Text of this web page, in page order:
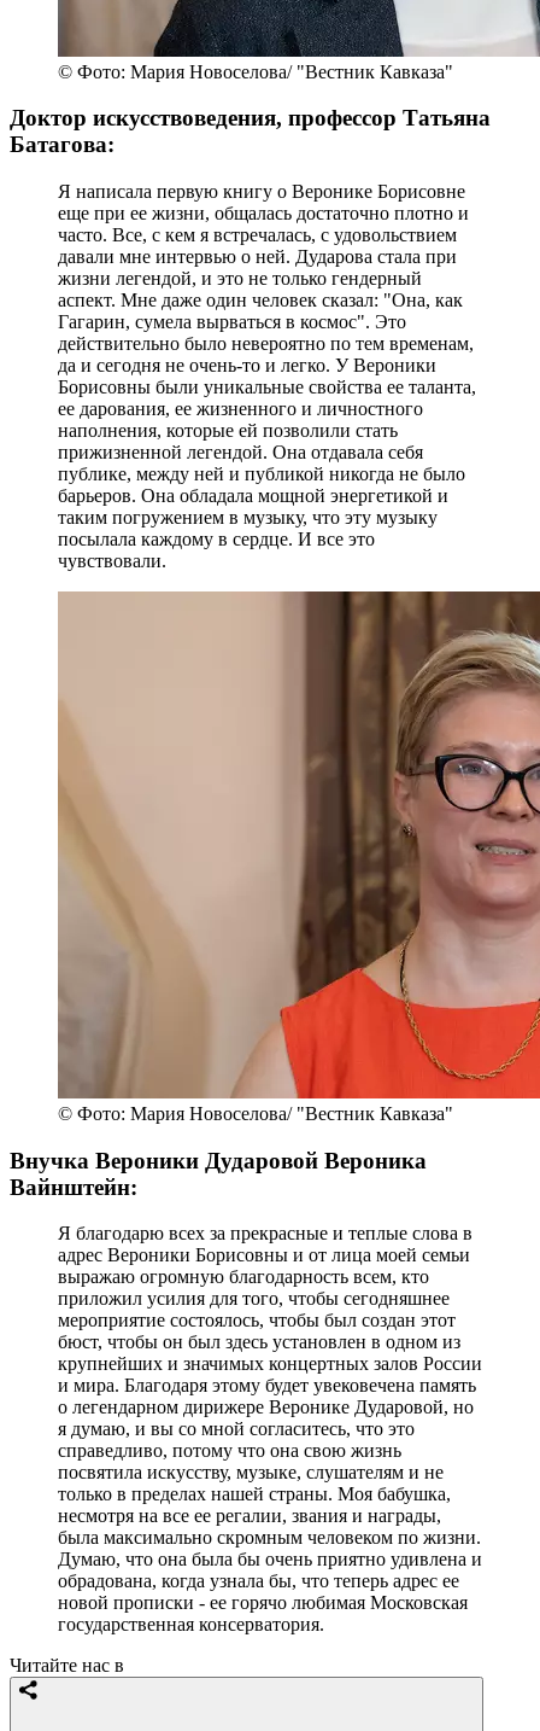
© Фото: Мария Новоселова/ "Вестник Кавказа"
Доктор искусствоведения, профессор Татьяна
Батагова:
Я написала первую книгу о Веронике Борисовне
еще при ее жизни, общалась достаточно плотно и
часто. Все, с кем я встречалась, с удовольствием
давали мне интервью о ней. Дударова стала при
жизни легендой, и это не только гендерный
аспект. Мне даже один человек сказал: "Она, как
Гагарин, сумела вырваться в космос". Это
действительно было невероятно по тем временам,
да и сегодня не очень-то и легко. У Вероники
Борисовны были уникальные свойства ее таланта,
ее дарования, ее жизненного и личностного
наполнения, которые ей позволили стать
прижизненной легендой. Она отдавала себя
публике, между ней и публикой никогда не было
барьеров. Она обладала мощной энергетикой и
таким погружением в музыку, что эту музыку
посылала каждому в сердце. И все это
чувствовали.
© Фото: Мария Новоселова/ "Вестник Кавказа"
Внучка Вероники Дударовой Вероника
Вайнштейн:
Я благодарю всех за прекрасные и теплые слова в
адрес Вероники Борисовны и от лица моей семьи
выражаю огромную благодарность всем, кто
приложил усилия для того, чтобы сегодняшнее
мероприятие состоялось, чтобы был создан этот
бюст, чтобы он был здесь установлен в одном из
крупнейших и значимых концертных залов России
и мира. Благодаря этому будет увековечена память
о легендарном дирижере Веронике Дударовой, но
я думаю, и вы со мной согласитесь, что это
справедливо, потому что она свою жизнь
посвятила искусству, музыке, слушателям и не
только в пределах нашей страны. Моя бабушка,
несмотря на все ее регалии, звания и награды,
была максимально скромным человеком по жизни.
Думаю, что она была бы очень приятно удивлена и
обрадована, когда узнала бы, что теперь адрес ее
новой прописки - ее горячо любимая Московская
государственная консерватория.
Читайте нас в